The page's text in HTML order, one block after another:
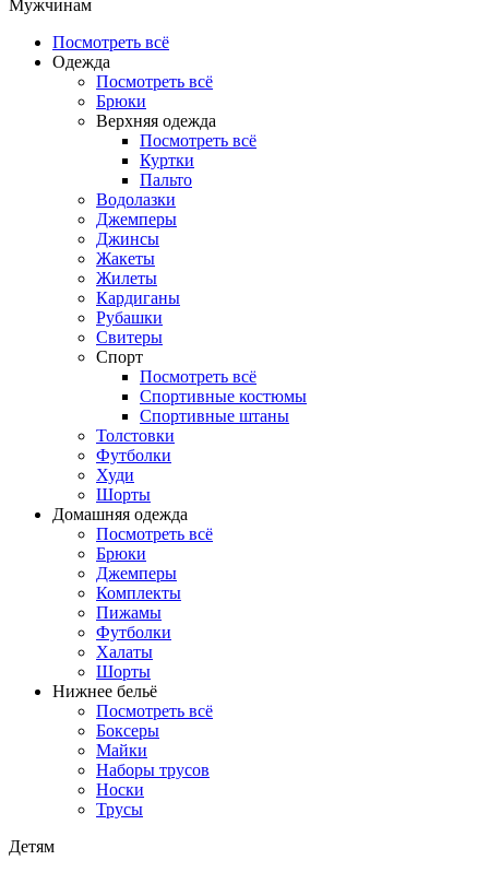
Мужчинам
Посмотреть всё
Одежда
Посмотреть всё
Брюки
Верхняя одежда
Посмотреть всё
Куртки
Пальто
Водолазки
Джемперы
Джинсы
Жакеты
Жилеты
Кардиганы
Рубашки
Свитеры
Спорт
Посмотреть всё
Спортивные костюмы
Спортивные штаны
Толстовки
Футболки
Худи
Шорты
Домашняя одежда
Посмотреть всё
Брюки
Джемперы
Комплекты
Пижамы
Футболки
Халаты
Шорты
Нижнее бельё
Посмотреть всё
Боксеры
Майки
Наборы трусов
Носки
Трусы
Детям